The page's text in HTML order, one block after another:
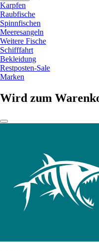
Karpfen
Raubfische
Spinnfischen
Meeresangeln
Weitere Fische
Schifffahrt
Bekleidung
Restposten-Sale
Marken
Wird zum